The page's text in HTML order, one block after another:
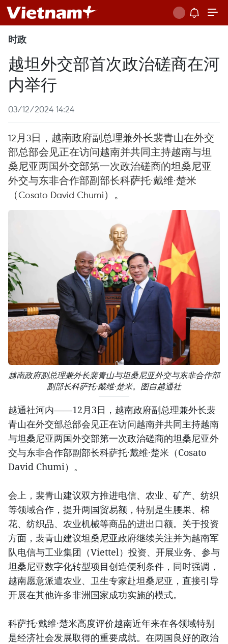
时政
越坦外交部首次政治磋商在河
内举行
03/12/2024 14:24
12月3日，越南政府副总理兼外长裴青山在外交
部总部会见正在访问越南并共同主持越南与坦
桑尼亚两国外交部第一次政治磋商的坦桑尼亚
外交与东非合作部副部长科萨托·戴维·楚米
（Cosato David Chumi）。
越南政府副总理兼外长裴青山与坦桑尼亚外交与东非合作部
副部长科萨托·戴维·楚米。图自越通社
越通社河内——12月3日，越南政府副总理兼外长裴
青山在外交部总部会见正在访问越南并共同主持越南
与坦桑尼亚两国外交部第一次政治磋商的坦桑尼亚外
交与东非合作部副部长科萨托·戴维·楚米（Cosato
David Chumi）。
会上，裴青山建议双方推进电信、农业、矿产、纺织
等领域合作，提升两国贸易额，特别是生腰果、棉
花、纺织品、农业机械等商品的进出口额。关于投资
方面，裴青山建议坦桑尼亚政府继续关注并为越南军
队电信与工业集团（Viettel）投资、开展业务、参与
坦桑尼亚数字化转型项目创造便利条件，同时强调，
越南愿意派遣农业、卫生专家赴坦桑尼亚，直接引导
开展在其他许多非洲国家成功实施的模式。
科萨托·戴维·楚米高度评价越南近年来在各领域特别
是经济社会发展取得的重要成就。在两国良好的政治